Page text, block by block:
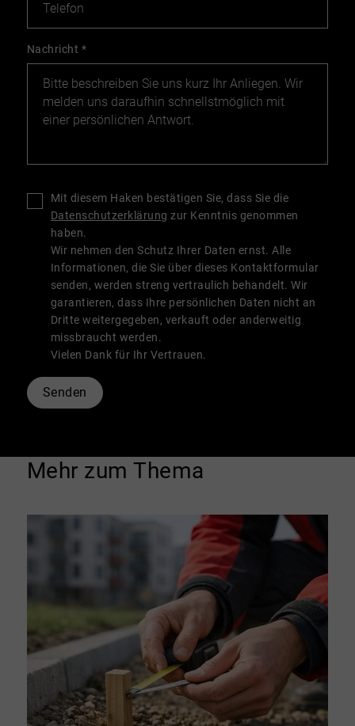
Nachricht *
Mit diesem Haken bestätigen Sie, dass Sie die
Datenschutzerklärung zur Kenntnis genommen
haben.
Wir nehmen den Schutz Ihrer Daten ernst. Alle
Informationen, die Sie über dieses Kontaktformular
senden, werden streng vertraulich behandelt. Wir
garantieren, dass Ihre persönlichen Daten nicht an
Dritte weitergegeben, verkauft oder anderweitig
missbraucht werden.
Vielen Dank für Ihr Vertrauen.
Senden
Mehr zum Thema